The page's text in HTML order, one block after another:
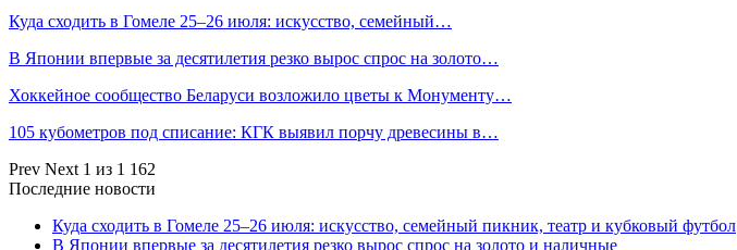
Куда сходить в Гомеле 25–26 июля: искусство, семейный…
В Японии впервые за десятилетия резко вырос спрос на золото…
Хоккейное сообщество Беларуси возложило цветы к Монументу…
105 кубометров под списание: КГК выявил порчу древесины в…
Prev Next 1 из 1 162
Последние новости
Куда сходить в Гомеле 25–26 июля: искусство, семейный пикник, театр и кубковый футбол
В Японии впервые за десятилетия резко вырос спрос на золото и наличные